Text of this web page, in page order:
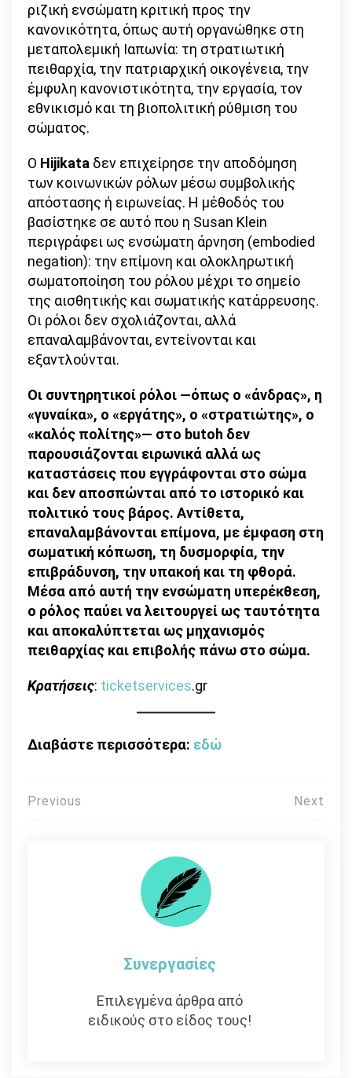
ριζική ενσώματη κριτική προς την
κανονικότητα, όπως αυτή οργανώθηκε στη
μεταπολεμική Ιαπωνία: τη στρατιωτική
πειθαρχία, την πατριαρχική οικογένεια, την
έμφυλη κανονιστικότητα, την εργασία, τον
εθνικισμό και τη βιοπολιτική ρύθμιση του
σώματος.
Ο Hijikata δεν επιχείρησε την αποδόμηση
των κοινωνικών ρόλων μέσω συμβολικής
απόστασης ή ειρωνείας. Η μέθοδός του
βασίστηκε σε αυτό που η Susan Klein
περιγράφει ως ενσώματη άρνηση (embodied
negation): την επίμονη και ολοκληρωτική
σωματοποίηση του ρόλου μέχρι το σημείο
της αισθητικής και σωματικής κατάρρευσης.
Οι ρόλοι δεν σχολιάζονται, αλλά
επαναλαμβάνονται, εντείνονται και
εξαντλούνται.
Οι συντηρητικοί ρόλοι —όπως ο «άνδρας», η
«γυναίκα», ο «εργάτης», ο «στρατιώτης», ο
«καλός πολίτης»— στο butoh δεν
παρουσιάζονται ειρωνικά αλλά ως
καταστάσεις που εγγράφονται στο σώμα
και δεν αποσπώνται από το ιστορικό και
πολιτικό τους βάρος. Αντίθετα,
επαναλαμβάνονται επίμονα, με έμφαση στη
σωματική κόπωση, τη δυσμορφία, την
επιβράδυνση, την υπακοή και τη φθορά.
Μέσα από αυτή την ενσώματη υπερέκθεση,
ο ρόλος παύει να λειτουργεί ως ταυτότητα
και αποκαλύπτεται ως μηχανισμός
πειθαρχίας και επιβολής πάνω στο σώμα.
Κρατήσεις: ticketservices.gr
Διαβάστε περισσότερα: εδώ
Πλοήγηση
Previous Next
Συνεργασίες
Επιλεγμένα άρθρα από
ειδικούς στο είδος τους!